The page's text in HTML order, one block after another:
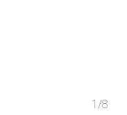
1/8